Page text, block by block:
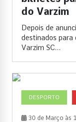
do Varzim
Depois de
destinados para
Varzim SC...
DESPORTO
30 de Março às